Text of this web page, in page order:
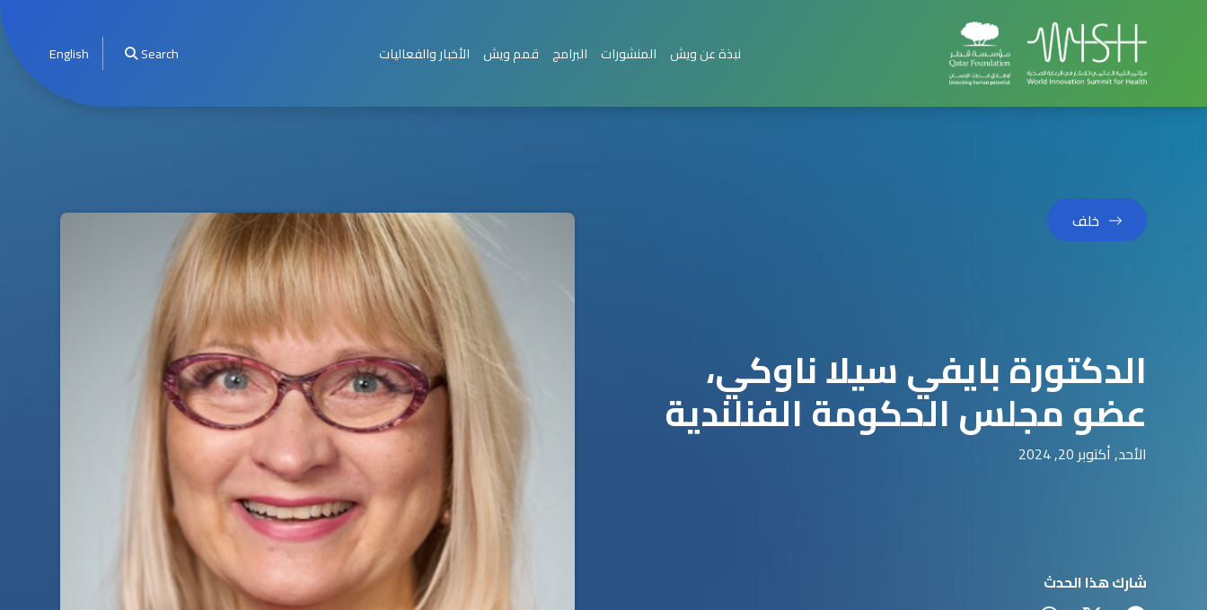
نبذة عن ويش المنشورات البرامج قمم ويش الأخبار والفعاليات Search
English
خلف
الدكتورة بايفي سيلا ناوكي،
عضو مجلس الحكومة الفنلندية
الأحد, أكتوبر 20, 2024
شارك هذا الحدث